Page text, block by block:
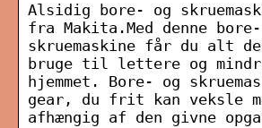
Alsidig bore- og
fra Makita.Med denne
skruemaskine får du alt
bruge til lettere og
hjemmet. Bore- og
gear, du frit kan veksle
afhængig af den givne